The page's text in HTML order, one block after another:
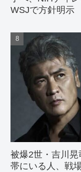
WSJで方針明示
被爆2世・吉川
帯にいる人、戦